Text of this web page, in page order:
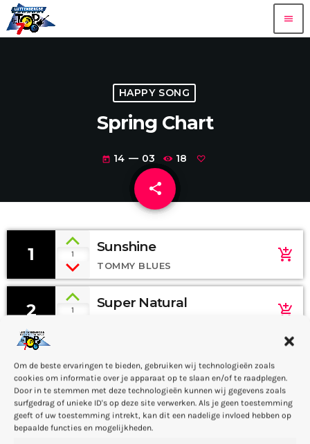
Om de beste ervaringen te bieden, gebruiken wij technologieën zoals
cookies om informatie over je apparaat op te slaan en/of te raadplegen.
Door in te stemmen met deze technologieën kunnen wij gegevens zoals
surfgedrag of unieke ID's op deze site verwerken. Als je geen toestemming
geeft of uw toestemming intrekt, kan dit een nadelige invloed hebben op
bepaalde functies en mogelijkheden.
menu
HAPPY SONG
Spring Chart
today 14 — 03 18
share
email
1 1 Sunshine
TOMMY BLUES
add_shopping_cart
2 1 Super Natural add_shopping_cart
3 0
MIKE LOST
4 0 Red
FRANK LEE
add_shopping_cart